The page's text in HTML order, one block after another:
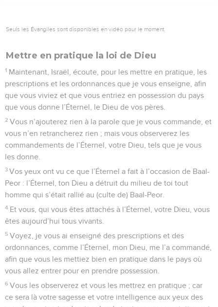
Seuls les Évangiles sont disponibles en vidéo pour le moment.
Mettre en pratique la loi de Dieu
1 Maintenant, Israël, écoute, pour les mettre en pratique, les
prescriptions et les ordonnances que je vous enseigne, afin
que vous viviez et que vous entriez en possession du pays
que vous donne l’Éternel, le Dieu de vos pères.
2 Vous n’ajouterez rien à la parole que je vous commande, et
vous n’en retrancherez rien ; mais vous observerez les
commandements de l’Éternel, votre Dieu, tels que je vous
les donne.
3 Vos yeux ont vu ce que l’Éternel a fait à l’occasion de Baal-
Peor : l’Éternel, ton Dieu a détruit du milieu de toi tout
homme qui s’était rallié au (culte de) Baal-Peor.
4 Et vous, qui vous êtes attachés à l’Éternel, votre Dieu, vous
êtes aujourd’hui tous vivants.
5 Voyez, je vous ai enseigné des prescriptions et des
ordonnances, comme l’Éternel, mon Dieu, me l’a commandé,
afin que vous les mettiez bien en pratique dans le pays où
vous allez entrer pour en prendre possession.
6 Vous les observerez et vous les mettrez en pratique ; car
ce sera là votre sagesse et votre intelligence aux yeux des